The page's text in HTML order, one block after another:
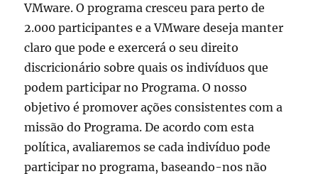
VMware. O programa cresceu para perto de
2.000 participantes e a VMware deseja manter
claro que pode e exercerá o seu direito
discricionário sobre quais os indivíduos que
podem participar no Programa. O nosso
objetivo é promover ações consistentes com a
missão do Programa. De acordo com esta
política, avaliaremos se cada indivíduo pode
participar no programa, baseando-nos não